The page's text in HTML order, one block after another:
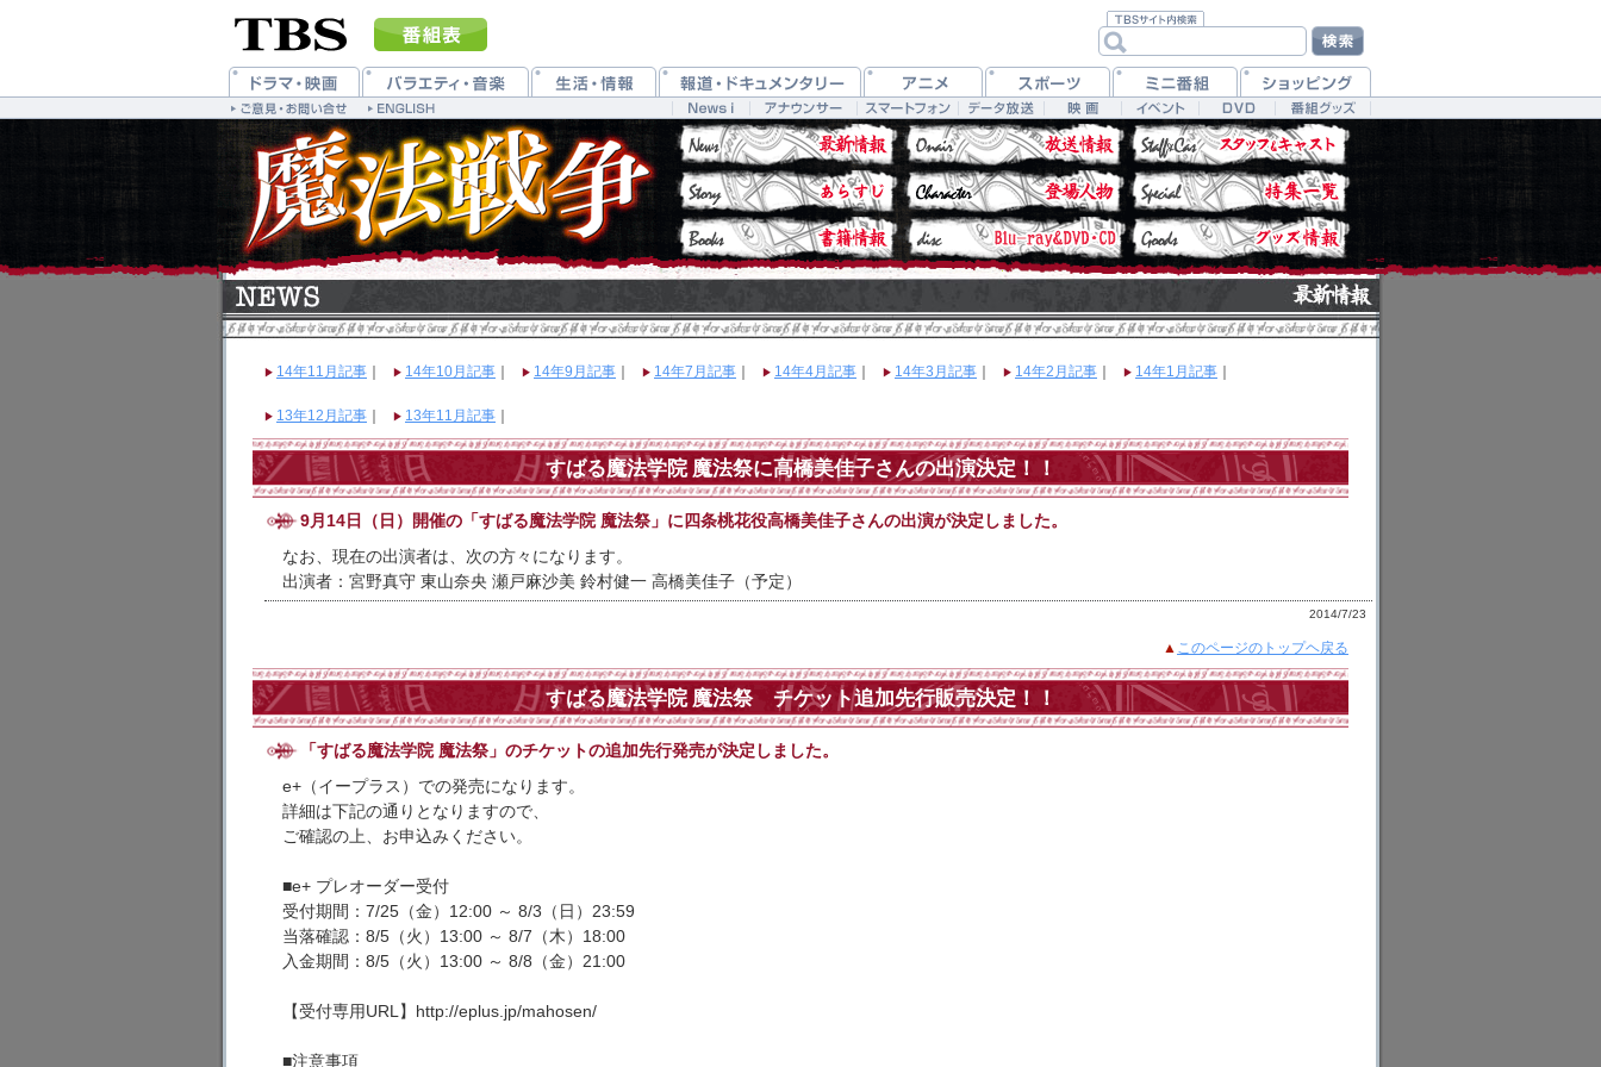
14年11月記事 14年10月記事 14年9月記事 14年7月記事 14年4月記事 14年3月記事 14年2月記事 14年1月記事
13年12月記事 13年11月記事
すばる魔法学院 魔法祭に高橋美佳子さんの出演決定！！
9月14日（日）開催の「すばる魔法学院 魔法祭」に四条桃花役高橋美佳子さんの出演が決定しました。
なお、現在の出演者は、次の方々になります。
出演者：宮野真守 東山奈央 瀬戸麻沙美 鈴村健一 高橋美佳子（予定）
2014/7/23
▲ このページのトップヘ戻る
すばる魔法学院 魔法祭 チケット追加先行販売決定！！
「すばる魔法学院 魔法祭」のチケットの追加先行発売が決定しました。
e+（イープラス）での発売になります。
詳細は下記の通りとなりますので、
ご確認の上、お申込みください。
■e+ プレオーダー受付
受付期間：7/25（金）12:00 ～ 8/3（日）23:59
当落確認：8/5（火）13:00 ～ 8/7（木）18:00
入金期間：8/5（火）13:00 ～ 8/8（金）21:00
【受付専用URL】http://eplus.jp/mahosen/
■注意事項